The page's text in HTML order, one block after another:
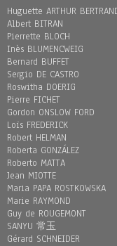
Huguette ARTHUR
Albert BITRAN
Pierrette BLOCH
Inès BLUMENCWEIG
Bernard BUFFET
Sergio DE CASTRO
Roswitha DOERIG
Pierre FICHET
Gordon ONSLOW FORD
Loïs FREDERICK
Robert HELMAN
Roberta GONZÁLEZ
Roberto MATTA
Jean MIOTTE
Maria PAPA ROSTKOWSKA
Marie RAYMOND
Guy de ROUGEMONT
SANYU 常玉
Gérard SCHNEIDER